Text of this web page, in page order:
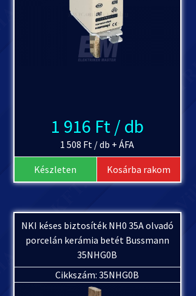
1 916 Ft / db
1 508 Ft / db + ÁFA
Készleten Kosárba rakom
NKI késes biztosíték NH0 35A olvadó
porcelán kerámia betét Bussmann
35NHG0B
Cikkszám: 35NHG0B